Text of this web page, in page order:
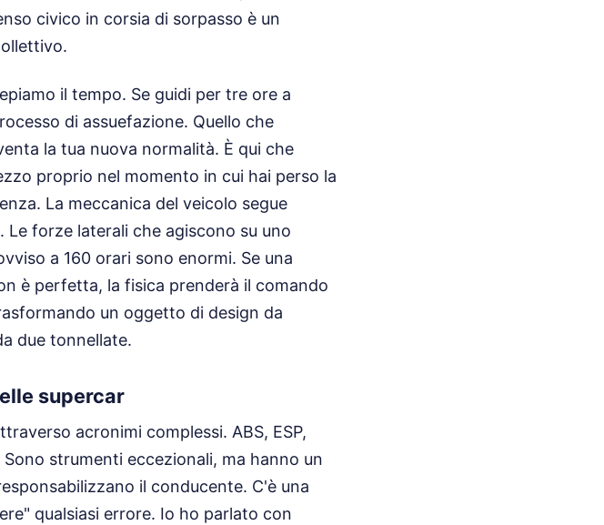
civico in corsia di sorpasso è un
il tempo. Se guidi per tre ore a
di assuefazione. Quello che
la tua nuova normalità. È qui che
proprio nel momento in cui hai perso la
La meccanica del veicolo segue
forze laterali che agiscono su uno
a 160 orari sono enormi. Se una
è perfetta, la fisica prenderà il comando
un oggetto di design da
due tonnellate.
supercar
acronimi complessi. ABS, ESP,
strumenti eccezionali, ma hanno un
il conducente. C'è una
qualsiasi errore. Io ho parlato con